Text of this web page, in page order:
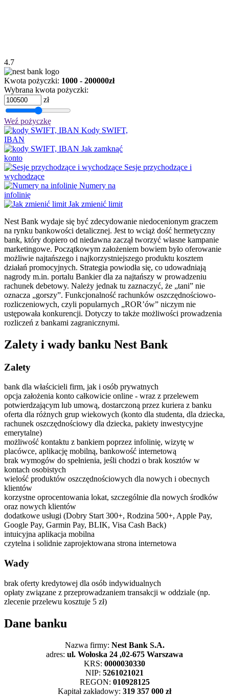
4.7
Kwota pożyczki: 1000 - 200000zł
Wybrana kwota pożyczki:
zł
Weź pożyczkę
Kody SWIFT,
IBAN
Jak zamknąć
konto
Sesje przychodzące i
wychodzące
Numery na
infolinię
Jak zmienić limit
Nest Bank wydaje się być zdecydowanie niedocenionym graczem
na rynku bankowości detalicznej. Jest to wciąż dość hermetyczny
bank, który dopiero od niedawna zaczął tworzyć własne kampanie
marketingowe. Początkowym założeniem bowiem było oferowanie
możliwie najtańszego i najkorzystniejszego produktu kosztem
działań promocyjnych. Strategia powiodła się, co udowadniają
nagrody m.in. portalu Bankier dla za najtańszy w prowadzeniu
rachunek debetowy. Należy jednak tu zaznaczyć, że „tani” nie
oznacza „gorszy”. Funkcjonalność rachunków oszczędnościowo-
rozliczeniowych, czyli popularnych „ROR’ów” niczym nie
ustępowała konkurencji. Dotyczy to także możliwości prowadzenia
rozliczeń z bankami zagranicznymi.
Zalety i wady banku Nest Bank
Zalety
bank dla właścicieli firm, jak i osób prywatnych
opcja założenia konto całkowicie online - wraz z przelewem
potwierdzającym lub umową, dostarczoną przez kuriera z banku
oferta dla różnych grup wiekowych (konto dla studenta, dla dziecka,
rachunek oszczędnościowy dla dziecka, pakiety inwestycyjne
emerytalne)
możliwość kontaktu z bankiem poprzez infolinię, wizytę w
placówce, aplikację mobilną, bankowość internetową
brak wymogów do spełnienia, jeśli chodzi o brak kosztów w
kontach osobistych
wielość produktów oszczędnościowych dla nowych i obecnych
klientów
korzystne oprocentowania lokat, szczególnie dla nowych środków
oraz nowych klientów
dodatkowe usługi (Dobry Start 300+, Rodzina 500+, Apple Pay,
Google Pay, Garmin Pay, BLIK, Visa Cash Back)
intuicyjna aplikacja mobilna
czytelna i solidnie zaprojektowana strona internetowa
Wady
brak oferty kredytowej dla osób indywidualnych
opłaty związane z przeprowadzaniem transakcji w oddziale (np.
zlecenie przelewu kosztuje 5 zł)
Dane banku
Nazwa firmy: Nest Bank S.A.
adres: ul. Wołoska 24 ,02-675 Warszawa
KRS: 0000030330
NIP: 5261021021
REGON: 010928125
Kapitał zakładowy: 319 357 000 zł